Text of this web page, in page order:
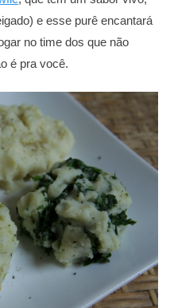
e esse purê encantará
no time dos que não
é pra você.